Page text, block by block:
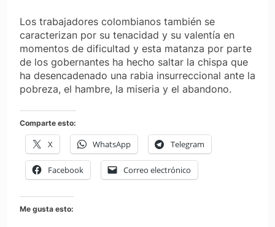
Los trabajadores colombianos también se
caracterizan por su tenacidad y su valentía en
momentos de dificultad y esta matanza por parte
de los gobernantes ha hecho saltar la chispa que
ha desencadenado una rabia insurreccional ante la
pobreza, el hambre, la miseria y el abandono.
Comparte esto:
X WhatsApp Telegram
Facebook Correo electrónico
Me gusta esto: